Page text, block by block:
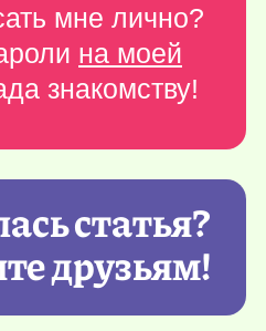
мне лично?
на моей
знакомству!
статья?
друзьям!